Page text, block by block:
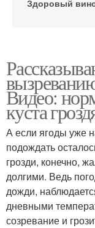
Здоровый
Видео:
куста
А если ягоды уже
подождать
грозди, конечно,
долгими. Ведь
дожди,
дневными
созревание и